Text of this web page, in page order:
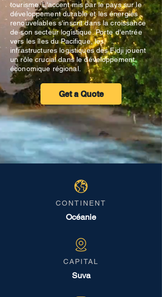
tourisme. L'accent mis par le pays sur le
développement durable et les énergies
renouvelables s'inscrit dans la croissance
de son secteur logistique. Porte d'entrée
vers les îles du Pacifique, les
infrastructures logistiques des Fidji jouent
un rôle crucial dans le développement
économique régional.
Get a Quote
CONTINENT
Océanie
CAPITAL
Suva